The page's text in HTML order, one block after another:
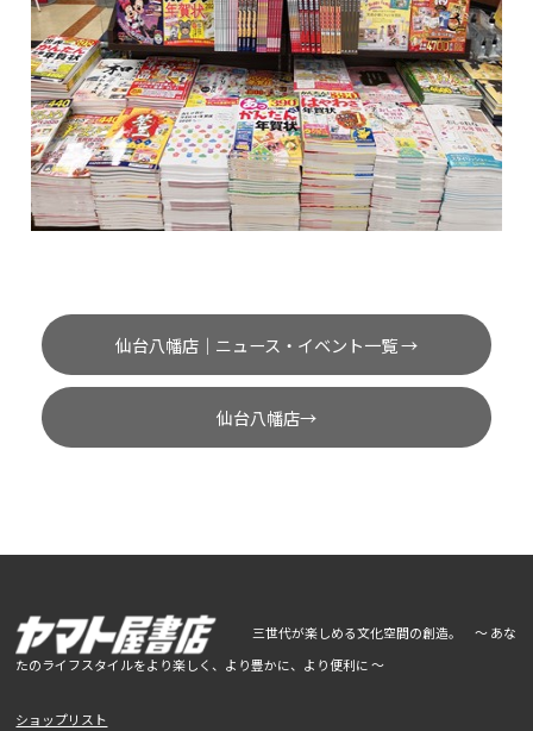
仙台八幡店｜ニュース・イベント一覧 →
仙台八幡店→
三世代が楽しめる文化空間の創造。 ～ あな
たのライフスタイルをより楽しく、より豊かに、より便利に ～
ショップリスト